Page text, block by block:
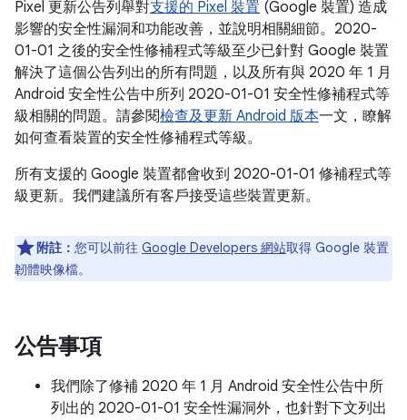
Pixel 更新公告列舉對支援的 Pixel 裝置 (Google 裝置) 造成
影響的安全性漏洞和功能改善，並說明相關細節。2020-
01-01 之後的安全性修補程式等級至少已針對 Google 裝置
解決了這個公告列出的所有問題，以及所有與 2020 年 1 月
Android 安全性公告中所列 2020-01-01 安全性修補程式等
級相關的問題。請參閱檢查及更新 Android 版本一文，瞭解
如何查看裝置的安全性修補程式等級。
所有支援的 Google 裝置都會收到 2020-01-01 修補程式等
級更新。我們建議所有客戶接受這些裝置更新。
附註： 您可以前往 Google Developers 網站取得 Google 裝置
韌體映像檔。
公告事項
我們除了修補 2020 年 1 月 Android 安全性公告中所
列出的 2020-01-01 安全性漏洞外，也針對下文列出